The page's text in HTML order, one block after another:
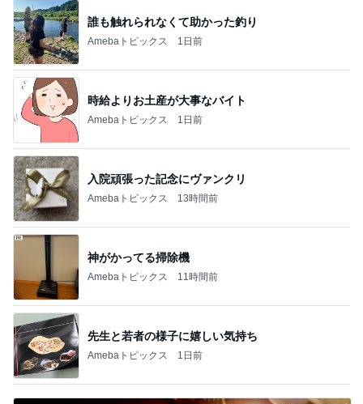
誰も触れられなくて助かった釣り
Amebaトピックス 1日前
時給よりお土産が大事なバイト
Amebaトピックス 1日前
入院頑張った記念にヴァンクリ
Amebaトピックス 13時間前
神がかってる掃除機
Amebaトピックス 11時間前
先生と若者の様子に嬉しい気持ち
Amebaトピックス 1日前